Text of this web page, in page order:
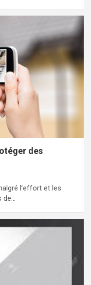
des
l’effort et les